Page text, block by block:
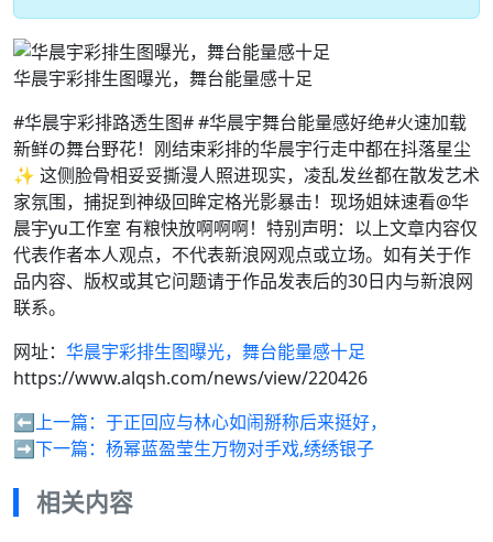
华晨宇彩排生图曝光，舞台能量感十足
#华晨宇彩排路透生图# #华晨宇舞台能量感好绝#火速加载
新鲜の舞台野花！刚结束彩排的华晨宇行走中都在抖落星尘
✨ 这侧脸骨相妥妥撕漫人照进现实，凌乱发丝都在散发艺术
家氛围，捕捉到神级回眸定格光影暴击！现场姐妹速看@华
晨宇yu工作室 有粮快放啊啊啊！特别声明：以上文章内容仅
代表作者本人观点，不代表新浪网观点或立场。如有关于作
品内容、版权或其它问题请于作品发表后的30日内与新浪网
联系。
网址： 华晨宇彩排生图曝光，舞台能量感十足
https://www.alqsh.com/news/view/220426
⬅️上一篇： 于正回应与林心如闹掰称后来挺好，
➡️下一篇： 杨幂蓝盈莹生万物对手戏,绣绣银子
相关内容